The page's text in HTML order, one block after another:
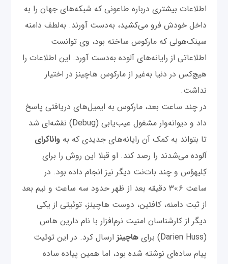
اطلاعات بیشتری درباره طاعونی که شبکه‌‌های جهان را به
داخل خودش فرو می‌‌کشید، به‌دست آورند. به‌لطف دامنه
سینک‌هولی که مارکوس ساخته بود، وی توانست
اطلاعاتی از رایانه‌‌های آلوده به‌دست آورد. این اطلاعات را
هیچ‌کس در دنیا به‌غیر از مارکوس هاچینز در اختیار
نداشت.
در چند ساعت بعد، مارکوس به ایمیل‌های دریافتی پاسخ
داد و دیوانه‌وار مشغول عیب‌یابی (Debug) نقشه‌ای شد
تا بتواند به کمک آن رایانه‌های جدیدی که بهواناکرای
آلوده می‌شدند را رصد کند. او قبلا این روش را برای
کِلیهوُس و چند بات‌نت دیگر نیز انجام داده بود. در
ساعت ۳۰:۶ دقیقه بعد از ظهر حدود سه ساعت ‌و نیم بعد
از ثبت دامنه‌، کافئین، دوست هاچینز، توئیتی از یکی
دیگر از کارشناسان امنیت نرم‌افزار با نام دارین هاس
(Darien Huss) برای
هاچینز ارسال کرد. در این توئیت
پیام ساده‌ای نوشته شده بود، اما همین پیاده ساده